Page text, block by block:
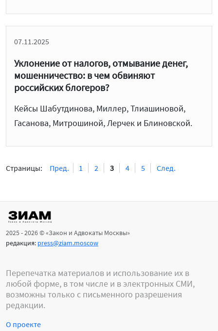
07.11.2025
Уклонение от налогов, отмывание денег,
мошенничество: в чем обвиняют
российских блогеров?
Кейсы Шабутдинова, Миллер, Тлиашиновой,
Гасанова, Митрошиной, Лерчек и Блиновской.
Страницы: Пред. 1 2 3 4 5 След.
2025 - 2026 © «Закон и Адвокаты Москвы»
редакция: press@ziam.moscow
Перепечатка материалов и использование их в
любой форме, в том числе и в электронных СМИ,
возможны только с письменного разрешения
редакции.
О проекте